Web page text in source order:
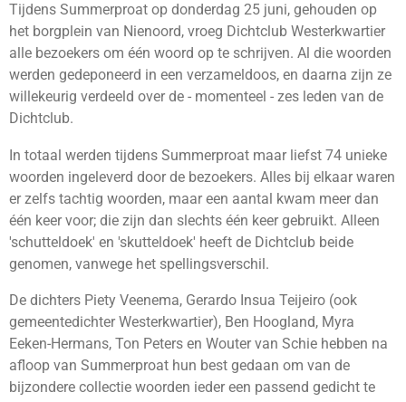
Tijdens Summerproat op donderdag 25 juni, gehouden op
het borgplein van Nienoord, vroeg Dichtclub Westerkwartier
alle bezoekers om één woord op te schrijven. Al die woorden
werden gedeponeerd in een verzameldoos, en daarna zijn ze
willekeurig verdeeld over de - momenteel - zes leden van de
Dichtclub.
In totaal werden tijdens Summerproat maar liefst 74 unieke
woorden ingeleverd door de bezoekers. Alles bij elkaar waren
er zelfs tachtig woorden, maar een aantal kwam meer dan
één keer voor; die zijn dan slechts één keer gebruikt. Alleen
'schutteldoek' en 'skutteldoek' heeft de Dichtclub beide
genomen, vanwege het spellingsverschil.
De dichters Piety Veenema, Gerardo Insua Teijeiro (ook
gemeentedichter Westerkwartier), Ben Hoogland, Myra
Eeken-Hermans, Ton Peters en Wouter van Schie hebben na
afloop van Summerproat hun best gedaan om van de
bijzondere collectie woorden ieder een passend gedicht te